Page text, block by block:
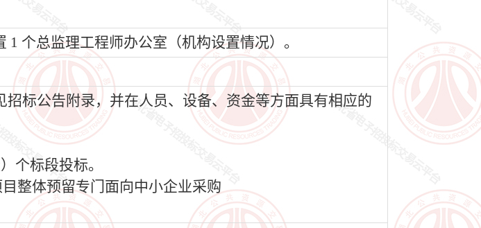
个总监理工程师办公室（机构设置情况）。
标公告附录，并在人员、设备、资金等方面具有相应的
个标段投标。
整体预留专门面向中小企业采购